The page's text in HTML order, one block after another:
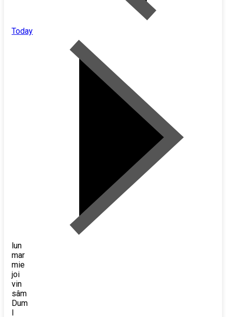
Today
lun
mar
mie
joi
vin
sâm
Dum